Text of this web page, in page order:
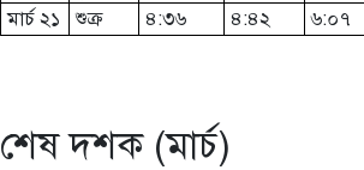
মার্চ ২১
শুক্র ৪:৩৬ ৪:৪২ ৬:০৭
শেষ দশক (মার্চ)